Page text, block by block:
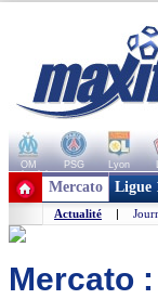
OM PSG Lyon
+ de clubs
Mercato Ligue
Actualité |
Mercato